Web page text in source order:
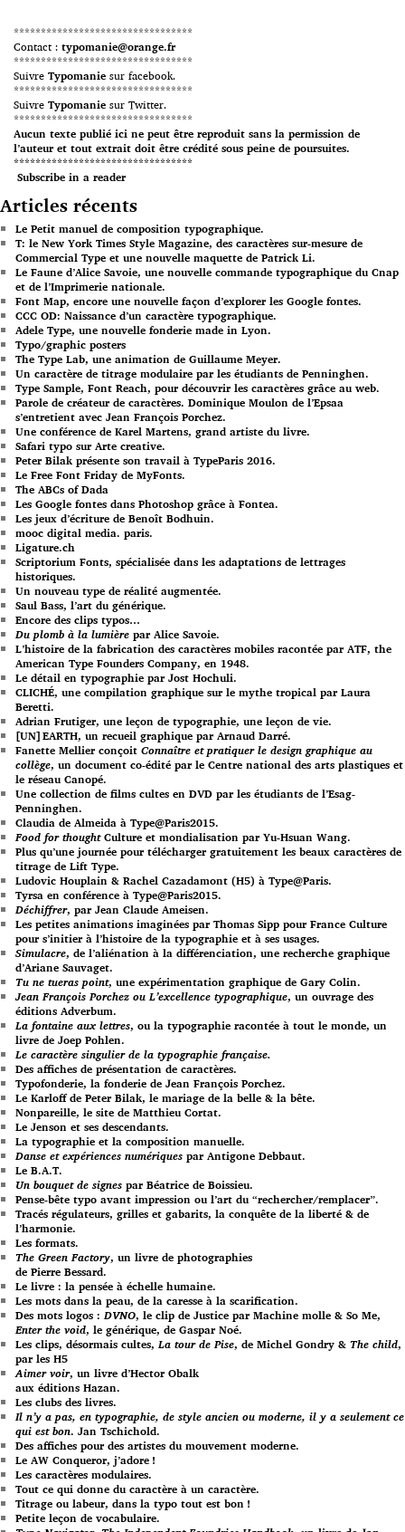
*********************************
Contact : typomanie@orange.fr
*********************************
Suivre Typomanie sur facebook.
*********************************
Suivre Typomanie sur Twitter.
*********************************
Aucun texte publié ici ne peut être reproduit sans la permission de
l’auteur et tout extrait doit être crédité sous peine de poursuites.
*********************************
Subscribe in a reader
Articles récents
Le Petit manuel de composition typographique.
T: le New York Times Style Magazine, des caractères sur-mesure de
Commercial Type et une nouvelle maquette de Patrick Li.
Le Faune d’Alice Savoie, une nouvelle commande typographique du Cnap
et de l’Imprimerie nationale.
Font Map, encore une nouvelle façon d’explorer les Google fontes.
CCC OD: Naissance d’un caractère typographique.
Adele Type, une nouvelle fonderie made in Lyon.
Typo/graphic posters
The Type Lab, une animation de Guillaume Meyer.
Un caractère de titrage modulaire par les étudiants de Penninghen.
Type Sample, Font Reach, pour découvrir les caractères grâce au web.
Parole de créateur de caractères. Dominique Moulon de l’Epsaa
s’entretient avec Jean François Porchez.
Une conférence de Karel Martens, grand artiste du livre.
Safari typo sur Arte creative.
Peter Bilak présente son travail à TypeParis 2016.
Le Free Font Friday de MyFonts.
The ABCs of Dada
Les Google fontes dans Photoshop grâce à Fontea.
Les jeux d’écriture de Benoît Bodhuin.
mooc digital media. paris.
Ligature.ch
Scriptorium Fonts, spécialisée dans les adaptations de lettrages
historiques.
Un nouveau type de réalité augmentée.
Saul Bass, l’art du générique.
Encore des clips typos…
Du plomb à la lumière par Alice Savoie.
L’histoire de la fabrication des caractères mobiles racontée par ATF, the
American Type Founders Company, en 1948.
Le détail en typographie par Jost Hochuli.
CLICHÉ, une compilation graphique sur le mythe tropical par Laura
Beretti.
Adrian Frutiger, une leçon de typographie, une leçon de vie.
[UN]EARTH, un recueil graphique par Arnaud Darré.
Fanette Mellier conçoit Connaître et pratiquer le design graphique au
collège, un document co-édité par le Centre national des arts plastiques et
le réseau Canopé.
Une collection de films cultes en DVD par les étudiants de l’Esag-
Penninghen.
Claudia de Almeida à Type@Paris2015.
Food for thoughtCulture et mondialisation par Yu-Hsuan Wang.
Plus qu’une journée pour télécharger gratuitement les beaux caractères de
titrage de Lift Type.
Ludovic Houplain & Rachel Cazadamont (H5) à Type@Paris.
Tyrsa en conférence à Type@Paris2015.
Déchiffrer, par Jean Claude Ameisen.
Les petites animations imaginées par Thomas Sipp pour France Culture
pour s’initier à l’histoire de la typographie et à ses usages.
Simulacre, de l’aliénation à la différenciation, une recherche graphique
d’Ariane Sauvaget.
Tu ne tueras point, une expérimentation graphique de Gary Colin.
Jean François Porchez ou L’excellence typographique, un ouvrage des
éditions Adverbum.
La fontaine aux lettres, ou la typographie racontée à tout le monde, un
livre de Joep Pohlen.
Le caractère singulier de la typographie française.
Des affiches de présentation de caractères.
Typofonderie, la fonderie de Jean François Porchez.
Le Karloff de Peter Bilak, le mariage de la belle & la bête.
Nonpareille, le site de Matthieu Cortat.
Le Jenson et ses descendants.
La typographie et la composition manuelle.
Danse et expériences numériques par Antigone Debbaut.
Le B.A.T.
Un bouquet de signes par Béatrice de Boissieu.
Pense-bête typo avant impression ou l’art du “rechercher/remplacer”.
Tracés régulateurs, grilles et gabarits, la conquête de la liberté & de
l’harmonie.
Les formats.
The Green Factory, un livre de photographies
de Pierre Bessard.
Le livre : la pensée à échelle humaine.
Les mots dans la peau, de la caresse à la scarification.
Des mots logos :DVNO, le clip de Justice par Machine molle & So Me,
Enter the void, le générique, de Gaspar Noé.
Les clips, désormais cultes,La tour de Pise, de Michel Gondry & The child,
par les H5
Aimer voir, un livre d’Hector Obalk
aux éditions Hazan.
Les clubs des livres.
Il n’y a pas, en typographie, de style ancien ou moderne, il y a seulement ce
qui est bon. Jan Tschichold.
Des affiches pour des artistes du mouvement moderne.
Le AW Conqueror, j’adore !
Les caractères modulaires.
Tout ce qui donne du caractère à un caractère.
Titrage ou labeur, dans la typo tout est bon !
Petite leçon de vocabulaire.